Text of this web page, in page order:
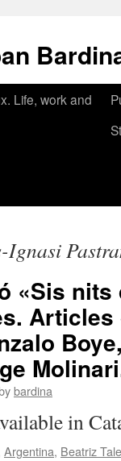
Life, work and
Ignasi
«Sis nits
Articles
bardina
in
Argentina, Beatriz